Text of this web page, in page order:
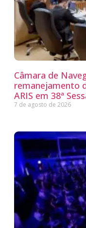
Câmara de
remanejamento
ARIS em 38ª
7 de agosto de 2026